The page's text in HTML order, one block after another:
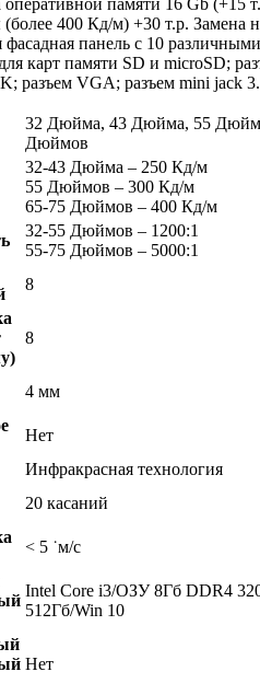
оперативной памяти 16 Gb (+15
400 Кд/м) +30 т.р. Замена
фасадная панель с 10
карт памяти SD и microSD;
разъем VGA; разъем mini jack
32 Дюйма, 43 Дюйма, 55
Дюймов
32-43 Дюйма – 250 Кд/м
55 Дюймов – 300 Кд/м
65-75 Дюймов – 400 Кд/м
32-55 Дюймов – 1200:1
55-75 Дюймов – 5000:1
8
8
4 мм
Нет
Инфракрасная технология
20 касаний
< 5 ˙м/с
Intel Core i3/ОЗУ 8Гб DDR4
512Гб/Win 10
Нет